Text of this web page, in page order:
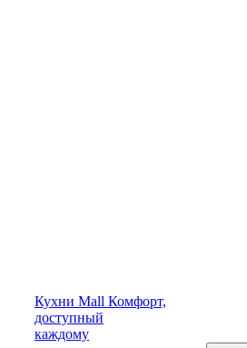
Кухни Mall Комфорт,
доступный
каждому